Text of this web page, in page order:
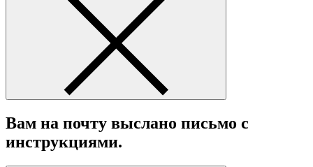
Вам на почту выслано письмо с
инструкциями.